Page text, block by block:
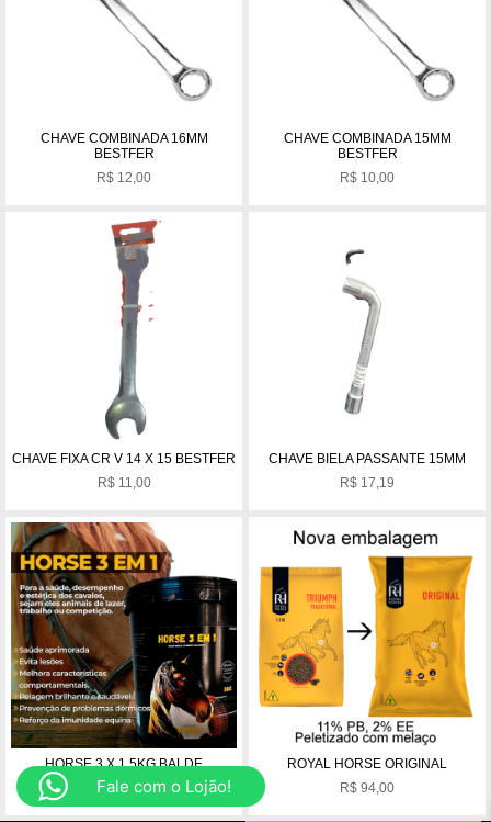
CHAVE COMBINADA 16MM
BESTFER
R$ 12,00
CHAVE COMBINADA 15MM
BESTFER
R$ 10,00
CHAVE FIXA CR V 14 X 15 BESTFER
R$11,00
CHAVE BIELA PASSANTE 15MM
R$ 17,19
HORSE 3 X 1 5KG BALDE
R$399,99
ROYAL HORSE ORIGINAL
R$ 94,00
Fale com o Lojão!